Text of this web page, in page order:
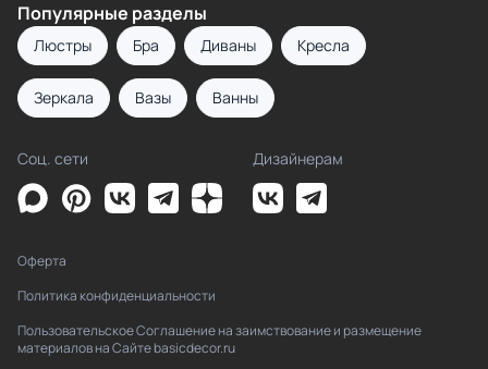
Популярные разделы
Люстры Бра Диваны Кресла
Зеркала Вазы Ванны
Соц. сети Дизайнерам
Оферта
Политика конфиденциальности
Пользовательское Соглашение на заимствование и размещение
материалов на Сайте basicdecor.ru